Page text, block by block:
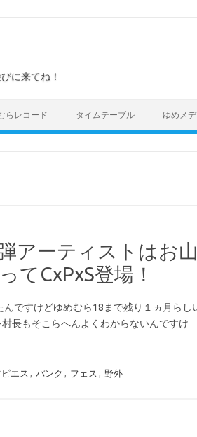
に来てね！
らレコード タイムテーブル ゆめメ
アーティストはお山
てCxPxS登場！
ですけどゆめむら18まで残り１ヵ月らし
長もそこらへんよくわからないんですけ
ピエス , パンク , フェス , 野外